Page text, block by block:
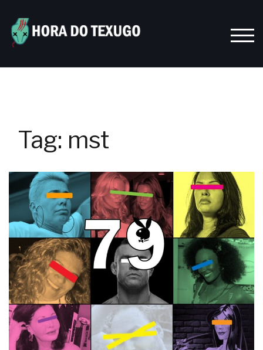
content
Tag: mst